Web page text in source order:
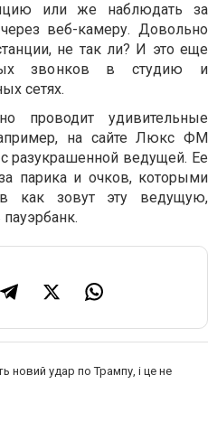
или же наблюдать за
веб-камеру. Довольно
не так ли? И это еще
звонков в студию и
сетях.
проводит удивительные
на сайте Люкс ФМ
разукрашенной ведущей. Ее
парика и очков, которыми
как зовут эту ведущую,
удар по Трампу, і це не